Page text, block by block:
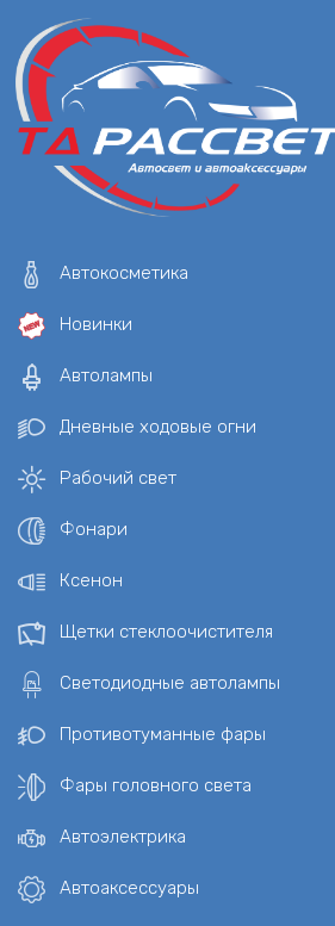
Автокосметика
Новинки
Автолампы
Дневные ходовые огни
Рабочий свет
Фонари
Ксенон
Щетки стеклоочистителя
Светодиодные автолампы
Противотуманные фары
Фары головного света
Автоэлектрика
Автоаксессуары